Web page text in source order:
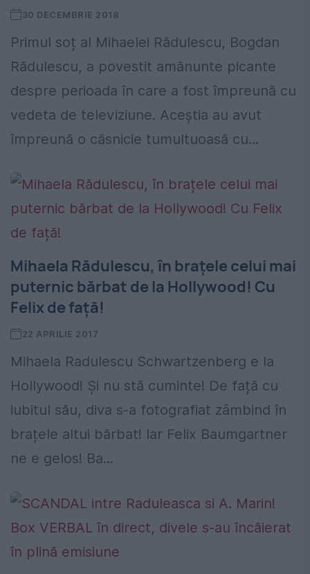
30 DECEMBRIE 2018
Primul soț al Mihaelei Rădulescu, Bogdan
Rădulescu, a povestit amănunte picante
despre perioada în care a fost împreună cu
vedeta de televiziune. Aceștia au avut
împreună o căsnicie tumultuoasă cu...
Mihaela Rădulescu, în brațele celui mai
puternic bărbat de la Hollywood! Cu
Felix de față!
22 APRILIE 2017
Mihaela Radulescu Schwartzenberg e la
Hollywood! Și nu stă cuminte! De față cu
iubitul său, diva s-a fotografiat zâmbind în
brațele altui bărbat! Iar Felix Baumgartner
ne e gelos! Ba...